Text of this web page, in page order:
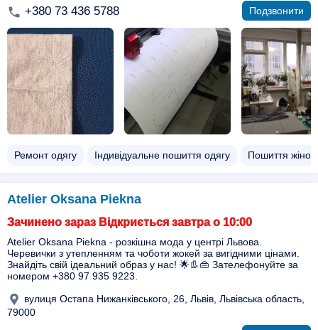
+380 73 436 5788 Подзвонити
Ремонт одягу Індивідуальне пошиття одягу Пошиття
Atelier Oksana Piekna
Зачинено зараз Відкриється завтра о 10:00
Atelier Oksana Piekna - розкішна мода у центрі Львова.
Черевички з утепленням та чоботи жокей за вигідними цінами.
Знайдіть свій ідеальний образ у нас! 🌟👢👜 Зателефонуйте за
номером +380 97 935 9223.
вулиця Остапа Нижанківського, 26, Львів, Львівська область,
79000